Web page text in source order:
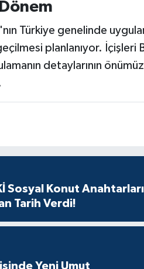
Türkiye genelinde
planlanıyor. İçişleri
detaylarının
Sosyal Konut
Tarih Verdi!
Yeni Umut